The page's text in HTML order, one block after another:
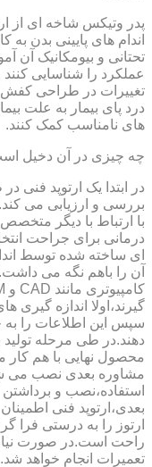
پدر وتیکس شاخه ای از
اندام های پایینی بدن
تحتانی و بیومکانیک آن
عملکرد را شناسایی
تغییرات در طراحی کفش
درد پای بیمار به علت
های نامناسب کمک کنند.
چه چیزی در آن دخیل
در ابتدا یک ارتوپد فنی
بررسی و ارزیابی می
با ارتباط با دیگر متخصص
درمانی برای جراحت
ای ساخته شده توسط
آن را باهم نگه می
گیرند،اولا اندازه
سپس این اطلاعات را به
دهند.در طی مرحله تولید
محصول نهایی با هم کار
مشاوره بعدی نصب می
استفاده،نصب و
بعدی،ارتوپد فنی
ارتوز را به درستی فرا
راحت است.در صورت
تعمیرات انجام خواهد شد.